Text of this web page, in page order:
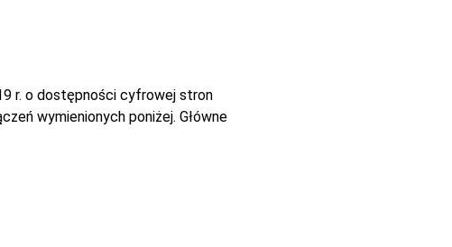
r. o dostępności cyfrowej stron
wymienionych poniżej. Główne